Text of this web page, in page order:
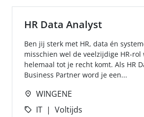
HR Data Analyst
Ben jij sterk met HR, data én
misschien wel de veelzijdige HR-
helemaal tot je recht komt. Als HR
Business Partner word je een...
WINGENE
IT
Voltijds